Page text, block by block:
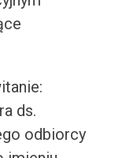
ds.
odbiorcy